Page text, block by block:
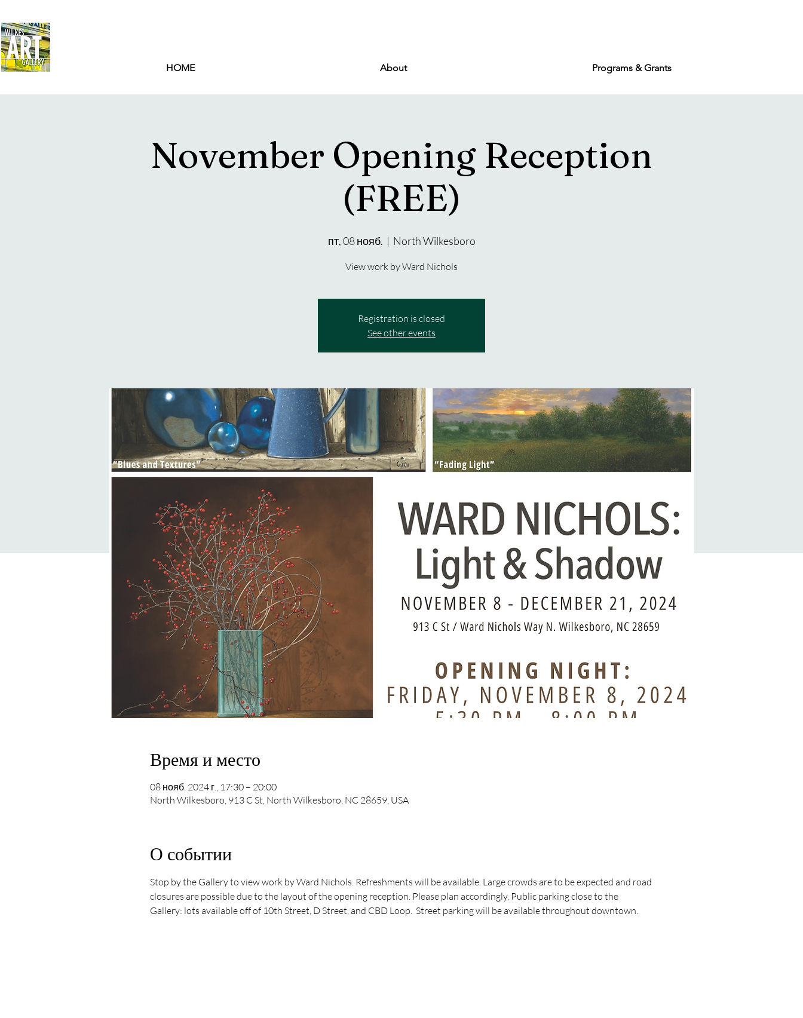
Programs & Grants
About
HOME
November Opening Reception
(FREE)
пт, 08 нояб.
  |
North Wilkesboro
View work by Ward Nichols
Registration is closed
See other events
Время и место
08 нояб. 2024 г., 17:30 – 20:00
North Wilkesboro, 913 C St, North Wilkesboro, NC 28659, USA
О событии
Stop by the Gallery to view work by Ward Nichols. Refreshments will be available. Large crowds are to be expected and road
closures are possible due to the layout of the opening reception. Please plan accordingly. Public parking close to the
Gallery: lots available off of 10th Street, D Street, and CBD Loop.  Street parking will be available throughout downtown.